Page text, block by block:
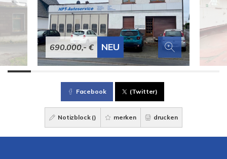
690.000,- € NEU
Facebook (Twitter)
Notizblock () merken drucken